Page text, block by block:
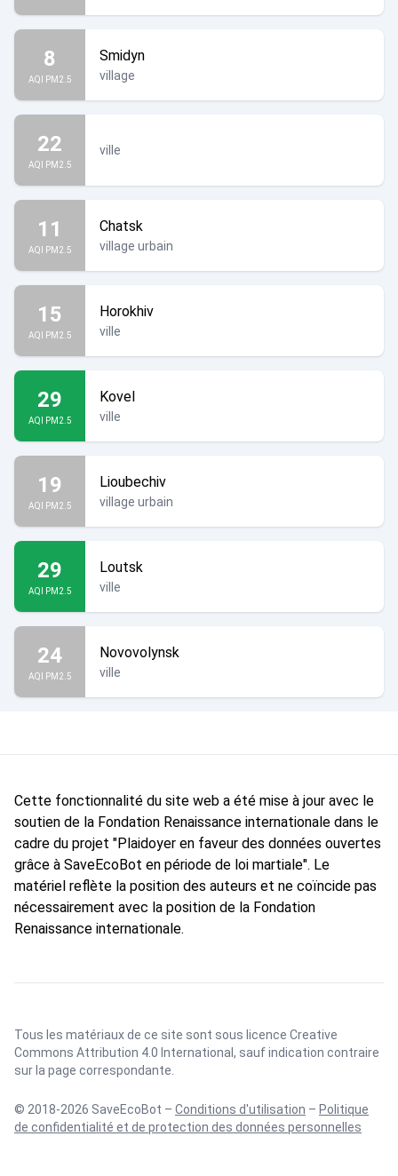
8
AQI PM2.5
Smidyn
village
22
AQI PM2.5
ville
11
AQI PM2.5
Chatsk
village urbain
15
AQI PM2.5
Horokhiv
ville
29
AQI PM2.5
Kovel
ville
19
AQI PM2.5
Lioubechiv
village urbain
29
AQI PM2.5
Loutsk
ville
24
AQI PM2.5
Novovolynsk
ville
Cette fonctionnalité du site web a été mise à jour avec le
soutien de la Fondation Renaissance internationale dans le
cadre du projet "Plaidoyer en faveur des données ouvertes
grâce à SaveEcoBot en période de loi martiale". Le
matériel reflète la position des auteurs et ne coïncide pas
nécessairement avec la position de la Fondation
Renaissance internationale.
Tous les matériaux de ce site sont sous licence Creative
Commons Attribution 4.0 International , sauf indication contraire
sur la page correspondante.
© 2018-2026 SaveEcoBot – Conditions d'utilisation – Politique
de confidentialité et de protection des données personnelles